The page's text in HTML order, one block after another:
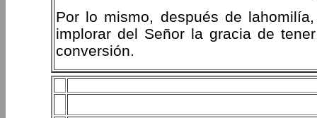
Por lo mismo, después de
implorar del Señor la gracia de
conversión.